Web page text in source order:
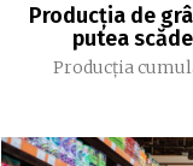
Producția de
putea
Producția